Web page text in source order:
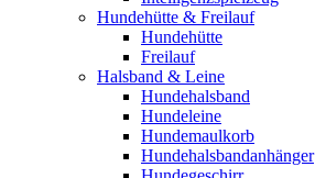
Hundehütte & Freilauf
Hundehütte
Freilauf
Halsband & Leine
Hundehalsband
Hundeleine
Hundemaulkorb
Hundehalsbandanhänger